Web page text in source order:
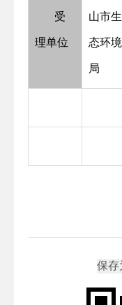
受
理单位
山市生
态环境
局